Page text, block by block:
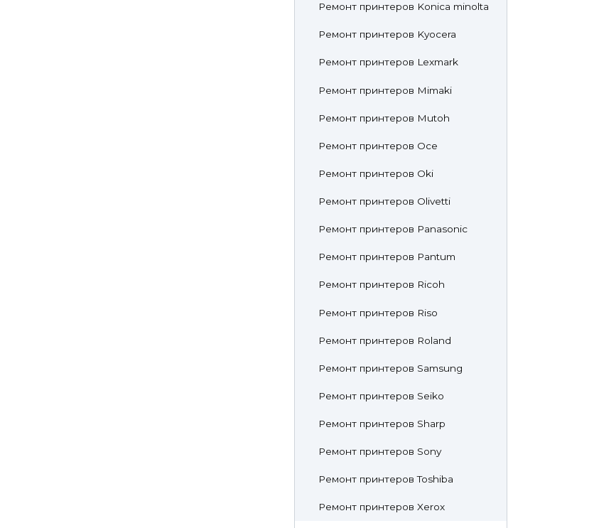
Ремонт принтеров Konica minolta
Ремонт принтеров Kyocera
Ремонт принтеров Lexmark
Ремонт принтеров Mimaki
Ремонт принтеров Mutoh
Ремонт принтеров Oce
Ремонт принтеров Oki
Ремонт принтеров Olivetti
Ремонт принтеров Panasonic
Ремонт принтеров Pantum
Ремонт принтеров Ricoh
Ремонт принтеров Riso
Ремонт принтеров Roland
Ремонт принтеров Samsung
Ремонт принтеров Seiko
Ремонт принтеров Sharp
Ремонт принтеров Sony
Ремонт принтеров Toshiba
Ремонт принтеров Xerox